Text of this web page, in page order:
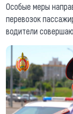
Особые меры
перевозок
водители